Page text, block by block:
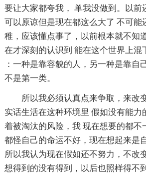
要让大家都夸我， 单我没做到。以前
可以原谅但是现在都这么大了 不可能
稚，应该懂点事了，以前根本就不知
在才深刻的认识到 能在这个世界上混
：一种是靠容貌的人，另一种是靠自
不是第一类。
所以我必须认真点来争取，来改
实话生活在这种环境里 假如没有能力
着被淘汰的风险，我 现在想要的都不
都怪自己的命运不好，现在想起来是
所以我认为现在假如还不努力，不改
想得到的没有得到，以后也照样得不